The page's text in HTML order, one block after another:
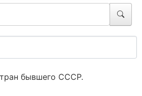
бывшего СССР.